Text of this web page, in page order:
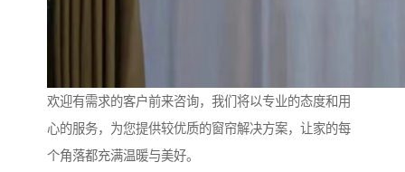
欢迎有需求的客户前来咨询，我们将以专业的态度和用
心的服务，为您提供较优质的窗帘解决方案，让家的每
个角落都充满温暖与美好。